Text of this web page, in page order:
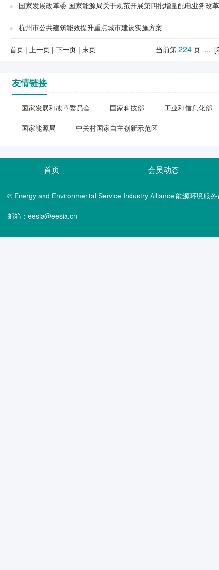
国家发展改革委 国家能源局关于规范开展第四批增量配电业务改
杭州市公共建筑能效提升重点城市建设实施方案
首页 | 上一页 | 下一页 | 末页 当前第 224 页 ...
友情链接
国家发展和改革委员会 国家科技部 工业和信息化部
国家能源局 中关村国家自主创新示范区
首页 会员动态
© Energy and Environmental Service Industry Alliance 能源环境服
邮箱：eesia@eesia.cn